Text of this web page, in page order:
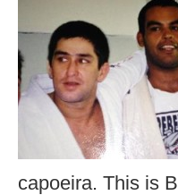
capoeira. This is